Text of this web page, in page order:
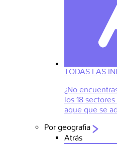
TODAS LAS
¿No
los 18
aque que se
Por geografia
Atrás